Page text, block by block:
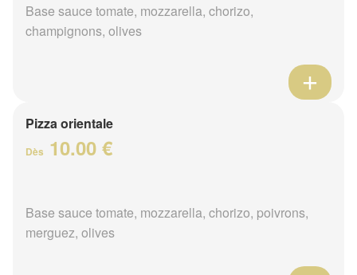
Base sauce tomate, mozzarella, chorizo,
champignons, olives
Pizza orientale
Dès 10.00 €
Base sauce tomate, mozzarella, chorizo, poivrons,
merguez, olives